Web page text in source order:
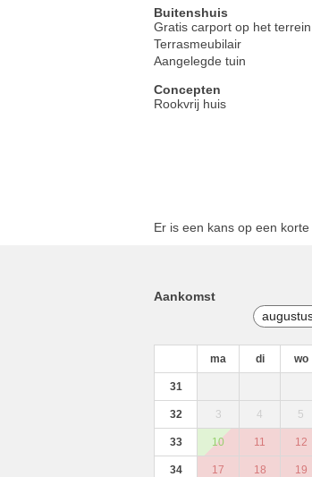
Buitenshuis
Gratis carport op het terrein
Terrasmeubilair
Aangelegde tuin
Concepten
Rookvrij huis
Er is een kans op een korte
Aankomst
ma di wo
31
32 3 4 5
33 10 11 12
34 17 18 19